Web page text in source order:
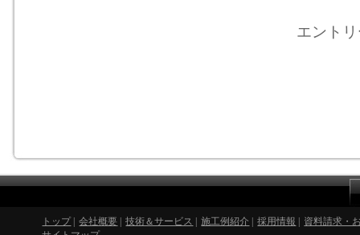
エント
トップ| 会社概要 | 技術＆サービス | 施工例紹介 | 採用情報 | 資料請求・